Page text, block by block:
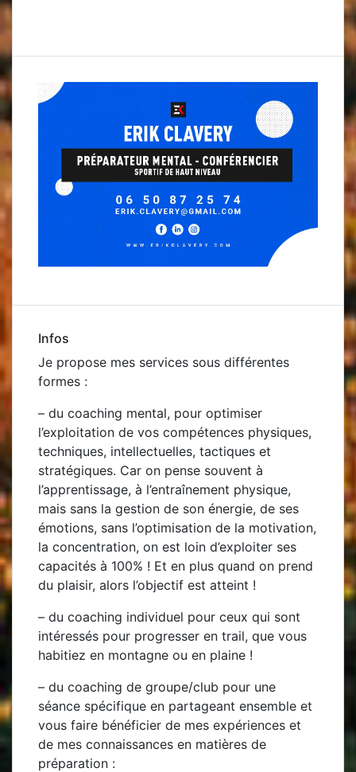
Infos
Je propose mes services sous différentes
formes :
– du coaching mental, pour optimiser
l’exploitation de vos compétences physiques,
techniques, intellectuelles, tactiques et
stratégiques. Car on pense souvent à
l’apprentissage, à l’entraînement physique,
mais sans la gestion de son énergie, de ses
émotions, sans l’optimisation de la motivation,
la concentration, on est loin d’exploiter ses
capacités à 100% ! Et en plus quand on prend
du plaisir, alors l’objectif est atteint !
– du coaching individuel pour ceux qui sont
intéressés pour progresser en trail, que vous
habitiez en montagne ou en plaine !
– du coaching de groupe/club pour une
séance spécifique en partageant ensemble et
vous faire bénéficier de mes expériences et
de mes connaissances en matières de
préparation :